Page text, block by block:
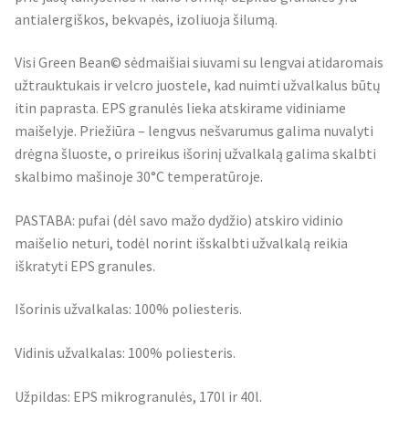
antialergiškos, bekvapės, izoliuoja šilumą.
Visi Green Bean© sėdmaišiai siuvami su lengvai atidaromais
užtrauktukais ir velcro juostele, kad nuimti užvalkalus būtų
itin paprasta. EPS granulės lieka atskirame vidiniame
maišelyje. Priežiūra – lengvus nešvarumus galima nuvalyti
drėgna šluoste, o prireikus išorinį užvalkalą galima skalbti
skalbimo mašinoje 30°C temperatūroje.
PASTABA: pufai (dėl savo mažo dydžio) atskiro vidinio
maišelio neturi, todėl norint išskalbti užvalkalą reikia
iškratyti EPS granules.
Išorinis užvalkalas: 100% poliesteris.
Vidinis užvalkalas: 100% poliesteris.
Užpildas: EPS mikrogranulės, 170l ir 40l.